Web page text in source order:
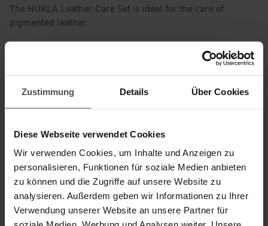
Zustimmung Details Über Cookies
Diese Webseite verwendet Cookies
Wir verwenden Cookies, um Inhalte und Anzeigen zu
personalisieren, Funktionen für soziale Medien anbieten
zu können und die Zugriffe auf unsere Website zu
analysieren. Außerdem geben wir Informationen zu Ihrer
Verwendung unserer Website an unsere Partner für
The HUKLA Leather Care Set is ideal for the care of
pigmented leather.
For free delivery of your service guarantee follow-up set,
This leather treatment is the necessary basic care for your
and renews the protection of the leather. Depending on
how the leather furniture is used, we recommend quarterly
treatment with the leather combination care product,
especially in the head and arm areas.
Suitable for
Instructions